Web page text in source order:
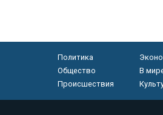
Политика
Общество
В
Происшествия